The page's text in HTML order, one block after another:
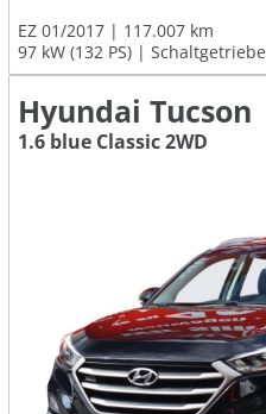
EZ 01/2017
117.007 km
97 kW (132 PS)
Schaltgetriebe
Hyundai Tucson
1.6 blue Classic 2WD